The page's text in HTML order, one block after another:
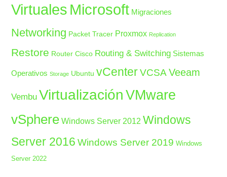
Virtuales Microsoft Migraciones
Networking Packet Tracer Proxmox Replication
Restore Router Cisco Routing & Switching Sistemas
Operativos Storage Ubuntu vCenter VCSA Veeam
Vembu Virtualización VMware
vSphere Windows Server 2012 Windows
Server 2016 Windows Server 2019 Windows
Server 2022